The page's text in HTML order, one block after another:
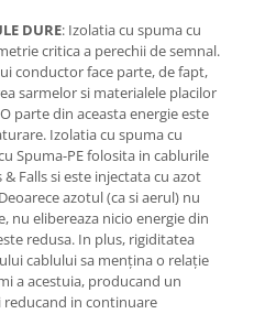
DURE: Izolatia cu spuma cu
critica a perechii de semnal.
conductor face parte, de fapt,
sarmelor si materialele placilor
parte din aceasta energie este
Izolatia cu spuma cu
Spuma-PE folosita in cablurile
Falls si este injectata cu azot
azotul (ca si aerul) nu
nu elibereaza nicio energie din
redusa. In plus, rigiditatea
cablului sa mențina o relație
a acestuia, producand un
reducand in continuare